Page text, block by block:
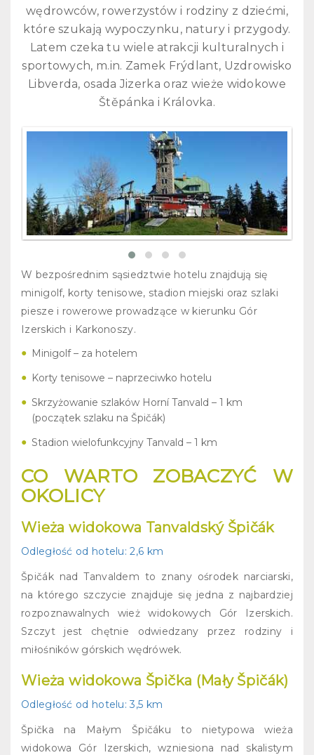
wędrowców, rowerzystów i rodziny z dziećmi,
które szukają wypoczynku, natury i przygody.
Latem czeka tu wiele atrakcji kulturalnych i
sportowych, m.in. Zamek Frýdlant, Uzdrowisko
Libverda, osada Jizerka oraz wieże widokowe
Štěpánka i Královka.
W bezpośrednim sąsiedztwie hotelu znajdują się
minigolf, korty tenisowe, stadion miejski oraz szlaki
piesze i rowerowe prowadzące w kierunku Gór
Izerskich i Karkonoszy.
Minigolf – za hotelem
Korty tenisowe – naprzeciwko hotelu
Skrzyżowanie szlaków Horní Tanvald – 1 km
(początek szlaku na Špičák)
Stadion wielofunkcyjny Tanvald – 1 km
CO WARTO ZOBACZYĆ W
OKOLICY
Wieża widokowa Tanvaldský Špičák
Odległość od hotelu: 2,6 km
Špičák nad Tanvaldem to znany ośrodek narciarski,
na którego szczycie znajduje się jedna z najbardziej
rozpoznawalnych wież widokowych Gór Izerskich.
Szczyt jest chętnie odwiedzany przez rodziny i
miłośników górskich wędrówek.
Wieża widokowa Špička (Mały Špičák)
Odległość od hotelu: 3,5 km
Špička na Małym Špičáku to nietypowa wieża
widokowa Gór Izerskich, wzniesiona nad skalistym